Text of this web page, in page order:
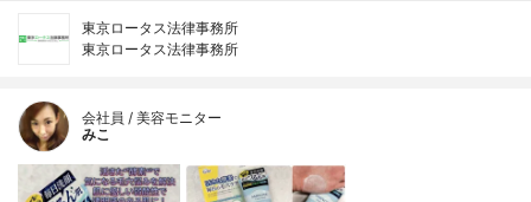
東京ロータス法律事務所
東京ロータス法律事務所
会社員 / 美容モニター
みこ